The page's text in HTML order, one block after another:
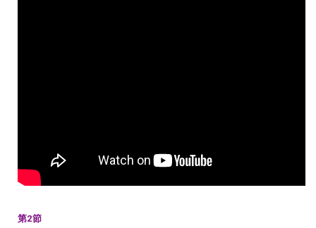
第2節